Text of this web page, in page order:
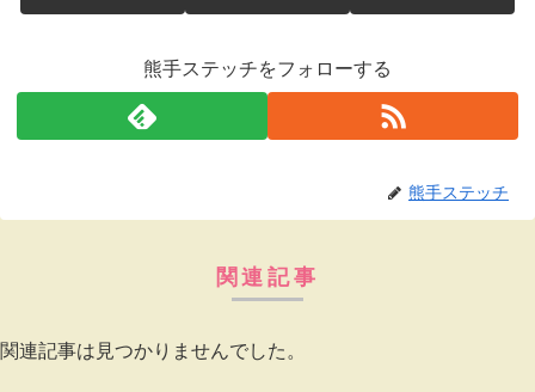
熊手ステッチをフォローする
熊手ステッチ
関連記事
関連記事は見つかりませんでした。